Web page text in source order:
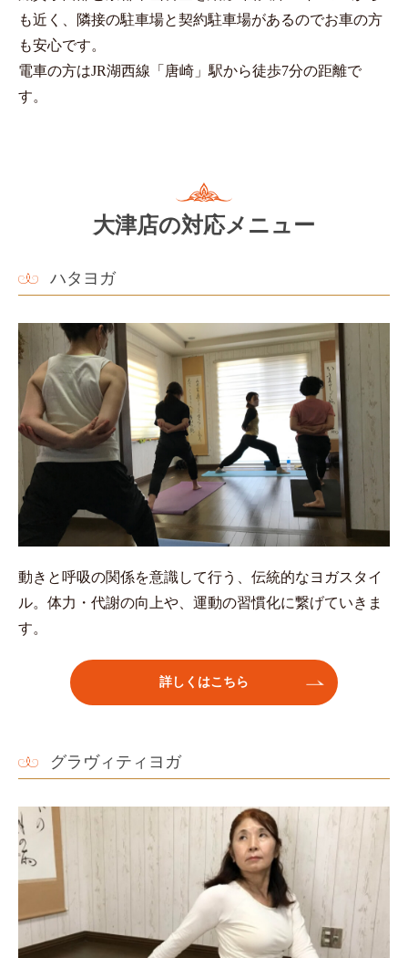
も近く、隣接の駐車場と契約駐車場があるのでお車の方
も安心です。
電車の方はJR湖西線「唐崎」駅から徒歩7分の距離で
す。
大津店の対応メニュー
ハタヨガ
動きと呼吸の関係を意識して行う、伝統的なヨガスタイ
ル。体力・代謝の向上や、運動の習慣化に繋げていきま
す。
詳しくはこちら
グラヴィティヨガ